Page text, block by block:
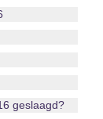
geslaagd?